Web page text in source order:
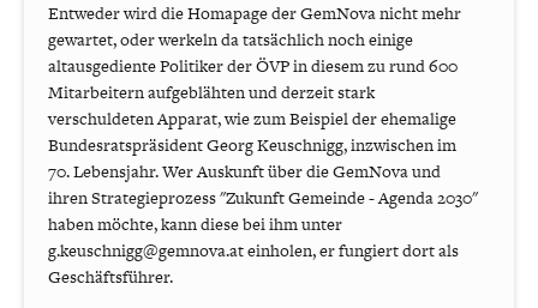
Entweder wird die Homapage der GemNova nicht mehr
gewartet, oder werkeln da tatsächlich noch einige
altausgediente Politiker der ÖVP in diesem zu rund 600
Mitarbeitern aufgeblähten und derzeit stark
verschuldeten Apparat, wie zum Beispiel der ehemalige
Bundesratspräsident Georg Keuschnigg, inzwischen im
70. Lebensjahr. Wer Auskunft über die GemNova und
ihren Strategieprozess "Zukunft Gemeinde - Agenda 2030"
haben möchte, kann diese bei ihm unter
g.keuschnigg@gemnova.at einholen, er fungiert dort als
Geschäftsführer.